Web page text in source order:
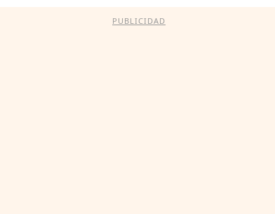
PUBLICIDAD